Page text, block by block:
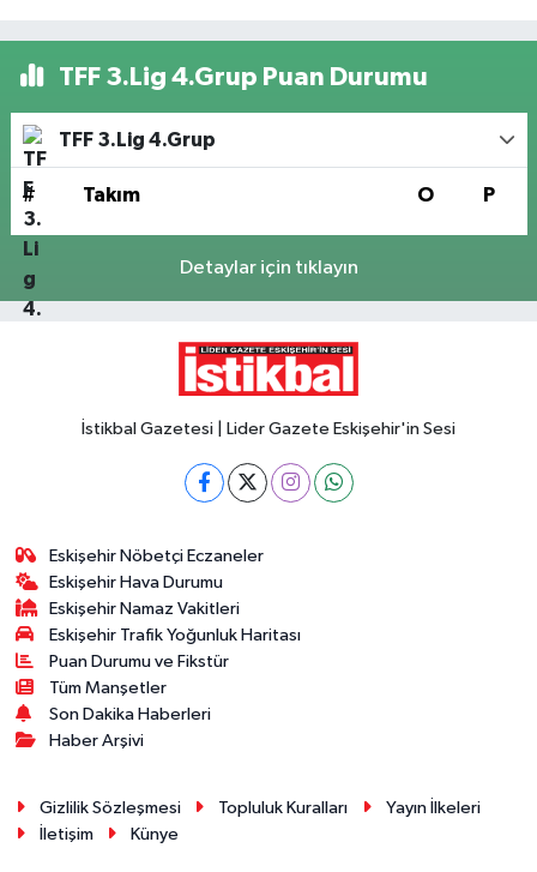
TFF 3.Lig 4.Grup Puan Durumu
TFF 3.Lig 4.Grup
# Takım O P
Detaylar için tıklayın
İstikbal Gazetesi | Lider Gazete Eskişehir'in Sesi
Eskişehir Nöbetçi Eczaneler
Eskişehir Hava Durumu
Eskişehir Namaz Vakitleri
Eskişehir Trafik Yoğunluk Haritası
Puan Durumu ve Fikstür
Tüm Manşetler
Son Dakika Haberleri
Haber Arşivi
Gizlilik Sözleşmesi Topluluk Kuralları
Yayın İlkeleri
İletişim
Künye